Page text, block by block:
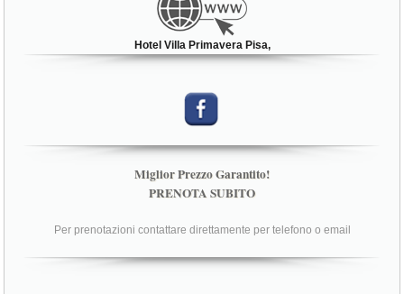
Hotel Villa Primavera Pisa,
Miglior Prezzo Garantito!
PRENOTA SUBITO
Per prenotazioni contattare direttamente per telefono o email